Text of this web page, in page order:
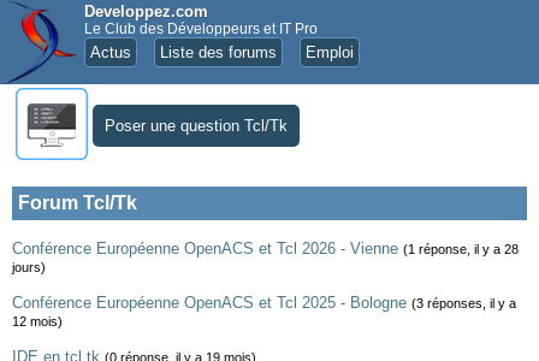
Developpez.com
Le Club des Développeurs et IT Pro
Actus Liste des forums Emploi
Poser une question Tcl/Tk
Forum Tcl/Tk
Conférence Européenne OpenACS et Tcl 2026 - Vienne (1 réponse, il y a 28
jours)
Conférence Européenne OpenACS et Tcl 2025 - Bologne (3 réponses, il y a
12 mois)
IDE en tcl tk (0 réponse, il y a 19 mois)